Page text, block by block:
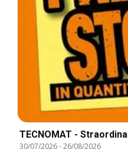
TECNOMAT -
30/07/2026-26/08/2026